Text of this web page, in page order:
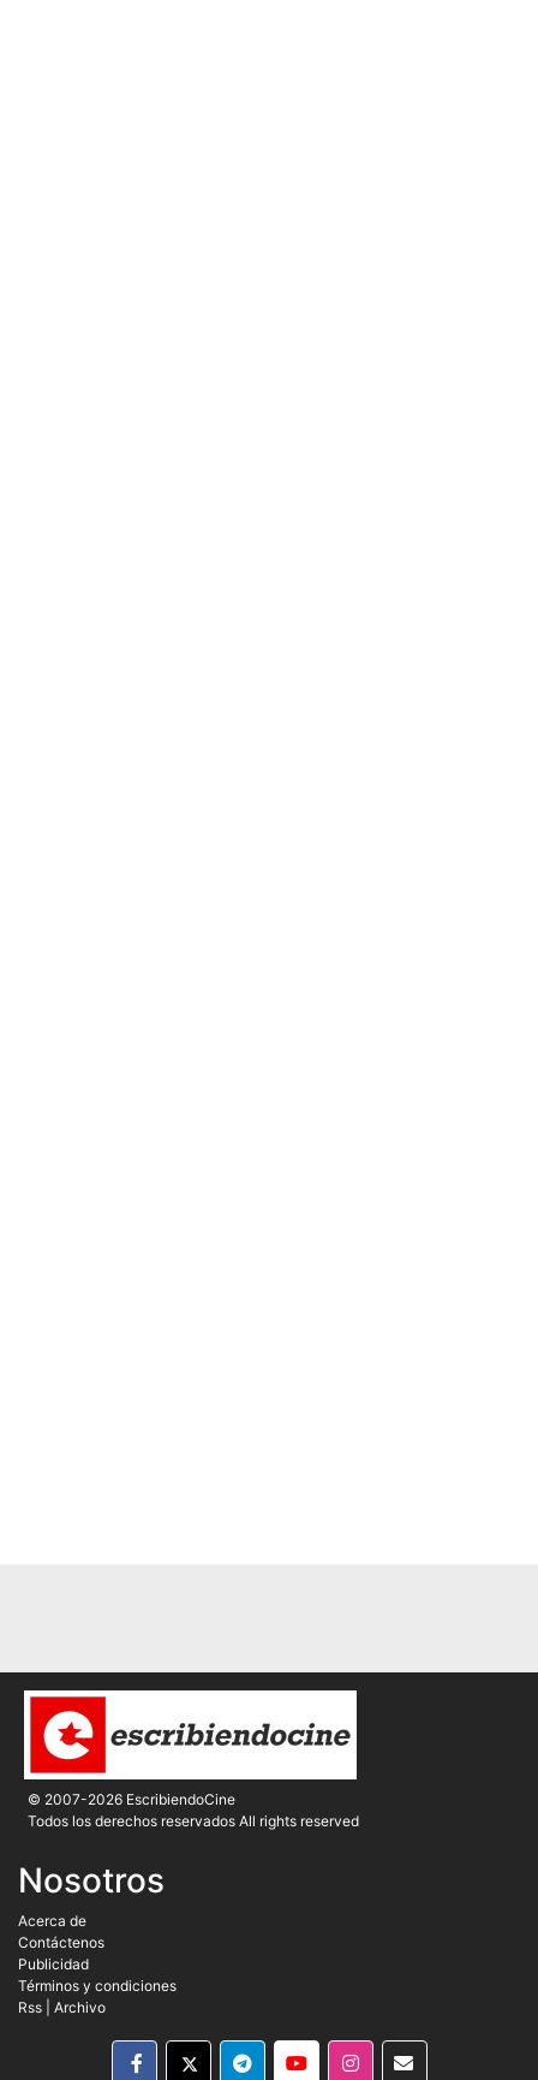
© 2007-2026 EscribiendoCine
Todos los derechos reservados All rights reserved
Nosotros
Acerca de
Contáctenos
Publicidad
Términos y condiciones
Rss
Archivo